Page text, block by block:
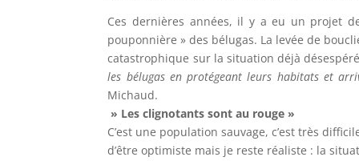
Ces dernières années, il y a eu un projet
pouponnière » des bélugas. La levée de
catastrophique sur la situation déjà
les bélugas en protégeant leurs habitats et
Michaud.
» Les clignotants sont au rouge »
C’est une population sauvage, c’est très
d’être optimiste mais je reste réaliste : la